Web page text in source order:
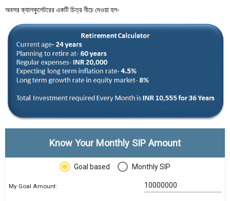
অবসর ক্যালকুলেটরের একটি চিত্র নীচে দেওয়া হল-
Know Your Monthly SIP Amount
Goal based Monthly SIP
My Goal Amount: